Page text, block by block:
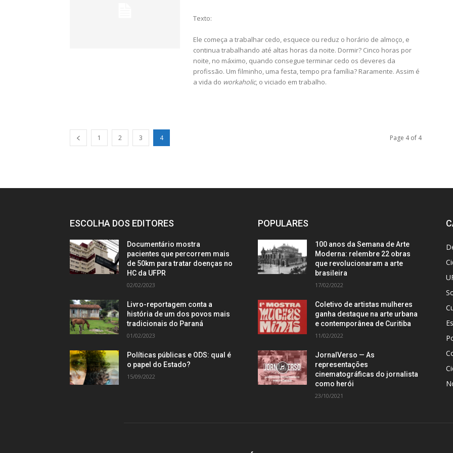
Texto:
Ele começa a trabalhar cedo, esquece ou reduz o horário de almoço, e
continua trabalhando até altas horas da noite. Dormir? Cinco horas por
noite, no máximo, quando consegue terminar cedo os deveres da
profissão. Um filminho, uma festa, tempo pra família? Raramente. Assim é
a vida do workaholic, o viciado em trabalho.
1 2 3 4 Page 4 of 4
ESCOLHA DOS EDITORES
Documentário mostra
pacientes que percorrem mais
de 50km para tratar doenças no
HC da UFPR
02/02/2023
Livro-reportagem conta a
história de um dos povos mais
tradicionais do Paraná
01/02/2023
Políticas públicas e ODS: qual é
o papel do Estado?
15/09/2022
POPULARES
100 anos da Semana de Arte
Moderna: relembre 22 obras
que revolucionaram a arte
brasileira
17/02/2022
Coletivo de artistas mulheres
ganha destaque na arte urbana
e contemporânea de Curitiba
11/02/2022
JornalVerso — As
representações
cinematográficas do jornalista
como herói
23/10/2021